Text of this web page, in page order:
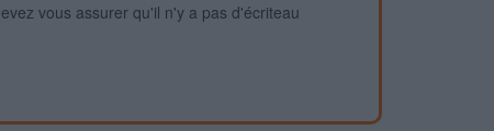
vous assurer qu'il n'y a pas d'écriteau